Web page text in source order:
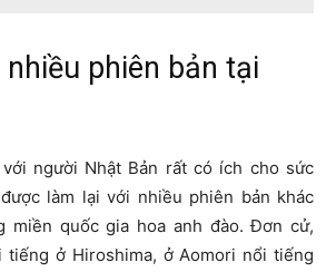
phiên bản tại
người Nhật Bản rất có ích cho sức
làm lại với nhiều phiên bản khác
miền quốc gia hoa anh đào. Đơn cử,
tiếng ở Hiroshima, ở Aomori nổi tiếng